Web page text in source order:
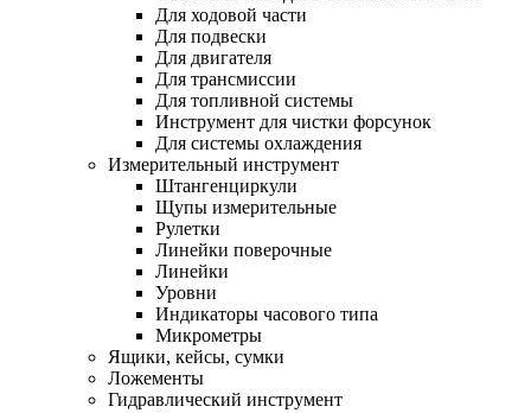
Для ходовой части
Для подвески
Для двигателя
Для трансмиссии
Для топливной системы
Инструмент для чистки форсунок
Для системы охлаждения
Измерительный инструмент
Штангенциркули
Щупы измерительные
Рулетки
Линейки поверочные
Линейки
Уровни
Индикаторы часового типа
Микрометры
Ящики, кейсы, сумки
Ложементы
Гидравлический инструмент